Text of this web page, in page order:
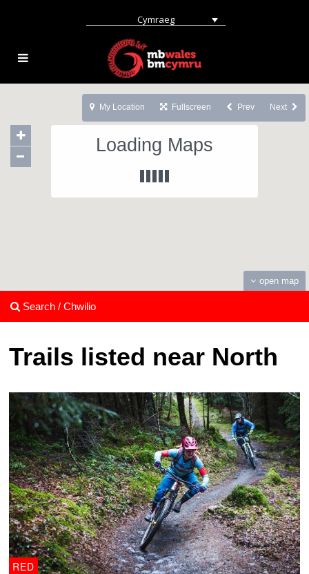
Cymraeg
Loading Maps
open map
My Location Fullscreen Prev Next
Search / Chwilio
Trails listed near North
RED